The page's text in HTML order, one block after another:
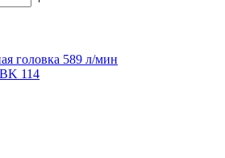
114